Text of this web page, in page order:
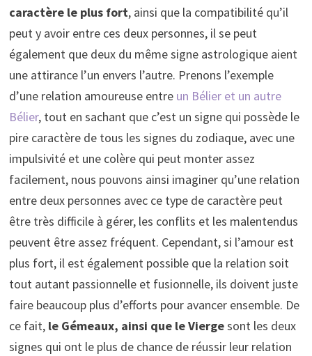
caractère le plus fort, ainsi que la compatibilité qu’il
peut y avoir entre ces deux personnes, il se peut
également que deux du même signe astrologique aient
une attirance l’un envers l’autre. Prenons l’exemple
d’une relation amoureuse entre un Bélier et un autre
Bélier, tout en sachant que c’est un signe qui possède le
pire caractère de tous les signes du zodiaque, avec une
impulsivité et une colère qui peut monter assez
facilement, nous pouvons ainsi imaginer qu’une relation
entre deux personnes avec ce type de caractère peut
être très difficile à gérer, les conflits et les malentendus
peuvent être assez fréquent. Cependant, si l’amour est
plus fort, il est également possible que la relation soit
tout autant passionnelle et fusionnelle, ils doivent juste
faire beaucoup plus d’efforts pour avancer ensemble. De
ce fait, le Gémeaux, ainsi que le Viergesont les deux
signes qui ont le plus de chance de réussir leur relation